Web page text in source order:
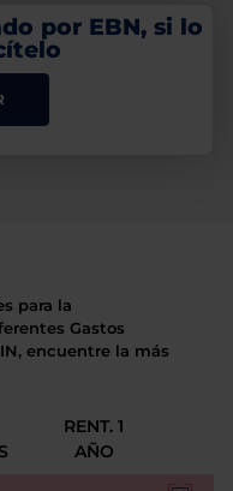
por EBN, si lo
para la
Gastos
encuentre la más
RENT. 1
AÑO